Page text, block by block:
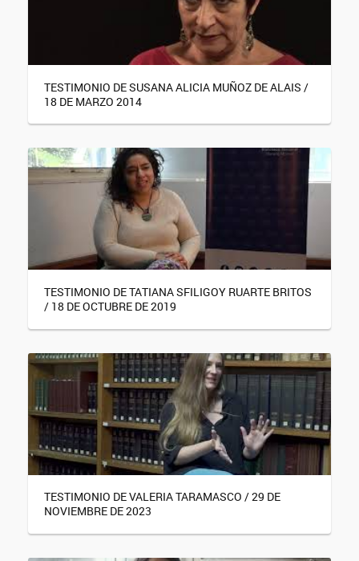
TESTIMONIO DE SUSANA ALICIA MUÑOZ DE ALAIS /
18 DE MARZO 2014
TESTIMONIO DE TATIANA SFILIGOY RUARTE BRITOS
/ 18 DE OCTUBRE DE 2019
TESTIMONIO DE VALERIA TARAMASCO / 29 DE
NOVIEMBRE DE 2023